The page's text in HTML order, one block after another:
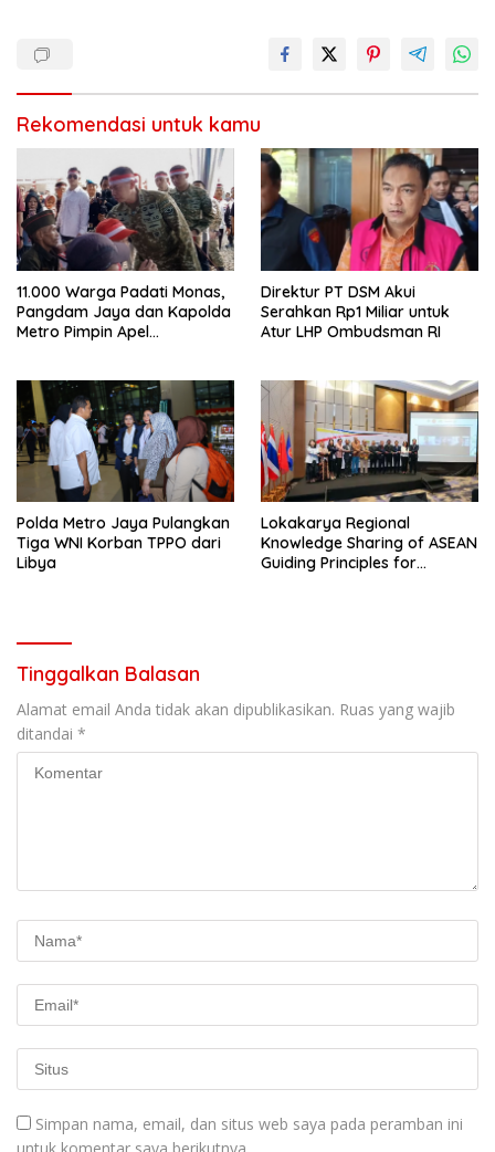
Rekomendasi untuk kamu
11.000 Warga Padati Monas,
Pangdam Jaya dan Kapolda
Metro Pimpin Apel
Direktur PT DSM Akui
Serahkan Rp1 Miliar untuk
Atur LHP Ombudsman RI
Polda Metro Jaya Pulangkan
Tiga WNI Korban TPPO dari
Libya
Lokakarya Regional
Knowledge Sharing of ASEAN
Guiding Principles for
Tinggalkan Balasan
Alamat email Anda tidak akan dipublikasikan. Ruas yang wajib
ditandai *
Simpan nama, email, dan situs web saya pada peramban ini